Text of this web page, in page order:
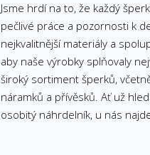
Jsme hrdí na to, že každý
pečlivé práce a pozornosti k
nejkvalitnější materiály a
aby naše výrobky splňovaly
široký sortiment šperků,
náramků a přívěsků. Ať už
osobitý náhrdelník, u nás